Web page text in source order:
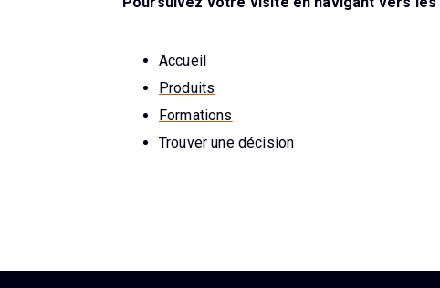
Accueil
Produits
Formations
Trouver une décision